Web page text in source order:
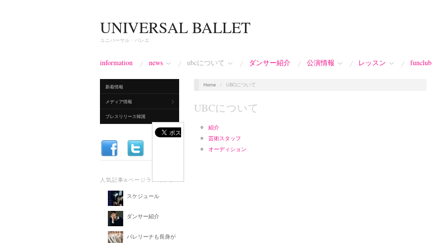
UNIVERSAL BALLET
ユニバーサル・バレエ
information news ubcについて ダンサー紹介 公演情報 レッスン funclub
新着情報
メディア情報
プレスリリース韓国
人気記事&ページランキング
スケジュール
ダンサー紹介
バレリーナも長身が
Home / UBCについて
UBCについて
紹介
芸術スタッフ
オーディション